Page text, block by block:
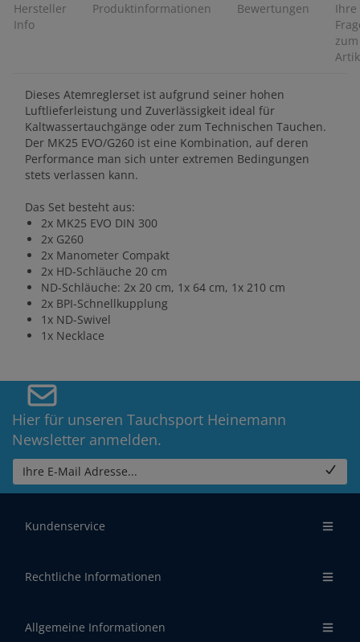
Hersteller
Info
Produktinformationen Bewertungen
Ihre
zum
Dieses Atemreglerset ist aufgrund seiner hohen
Luftlieferleistung und Zuverlässigkeit ideal für
Kaltwassertauchgänge oder zum Technischen Tauchen.
Der MK25 EVO/G260 ist eine Kombination, auf deren
Performance man sich unter extremen Bedingungen
stets verlassen kann.
Das Set besteht aus:
2x MK25 EVO DIN 300
2x G260
2x Manometer Compakt
2x HD-Schläuche 20 cm
ND-Schläuche: 2x 20 cm, 1x 64 cm, 1x 210 cm
2x BPI-Schnellkupplung
1x ND-Swivel
1x Necklace
Hier für unseren Tauchsport Heinemann
Newsletter anmelden.
Ihre E-Mail Adresse...
Kundenservice
Rechtliche Informationen
Allgemeine Informationen